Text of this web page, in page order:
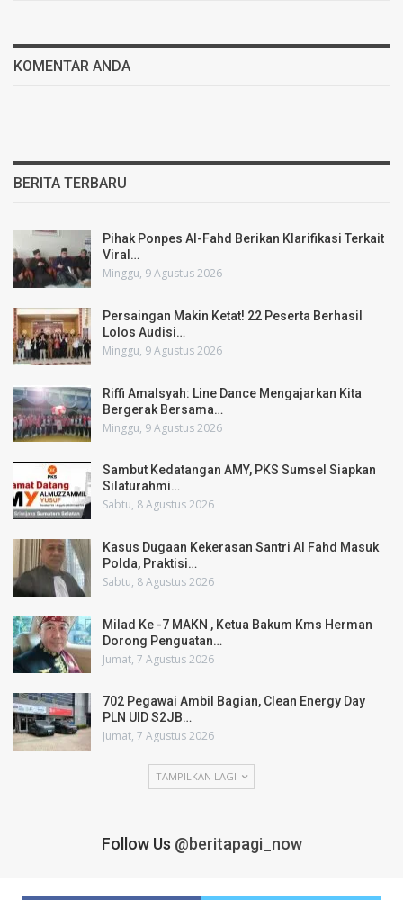
KOMENTAR ANDA
BERITA TERBARU
Pihak Ponpes Al-Fahd Berikan Klarifikasi Terkait
Viral…
Minggu, 9 Agustus 2026
Persaingan Makin Ketat! 22 Peserta Berhasil
Lolos Audisi…
Minggu, 9 Agustus 2026
Riffi Amalsyah: Line Dance Mengajarkan Kita
Bergerak Bersama…
Minggu, 9 Agustus 2026
Sambut Kedatangan AMY, PKS Sumsel Siapkan
Silaturahmi…
Sabtu, 8 Agustus 2026
Kasus Dugaan Kekerasan Santri Al Fahd Masuk
Polda, Praktisi…
Sabtu, 8 Agustus 2026
Milad Ke -7 MAKN , Ketua Bakum Kms Herman
Dorong Penguatan…
Jumat, 7 Agustus 2026
702 Pegawai Ambil Bagian, Clean Energy Day
PLN UID S2JB…
Jumat, 7 Agustus 2026
TAMPILKAN LAGI
Follow Us @beritapagi_now